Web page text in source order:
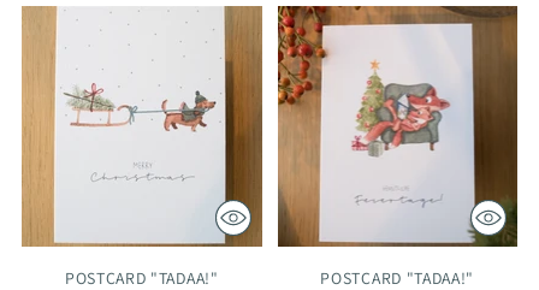
POSTCARD "TADAA!" POSTCARD "TADAA!"